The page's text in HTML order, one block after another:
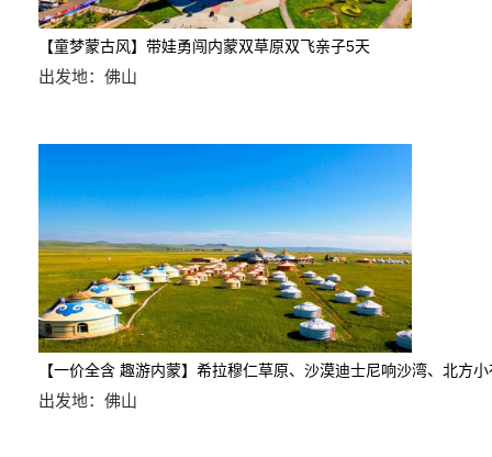
【童梦蒙古风】带娃勇闯内蒙双草原双飞亲子5天
出发地：佛山
【一价全含 趣游内蒙】希拉穆仁草原、沙漠迪士尼响沙湾、北方
出发地：佛山